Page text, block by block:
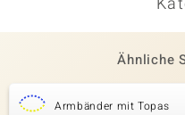
Ähnliche
Armbänder mit Topas